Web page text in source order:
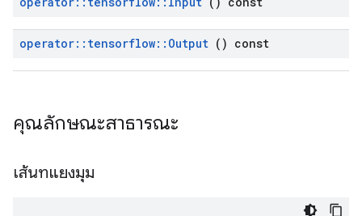
operator:: tensorflow:: Output () const
คุณลักษณะสาธารณะ
เส้นทแยงมุม